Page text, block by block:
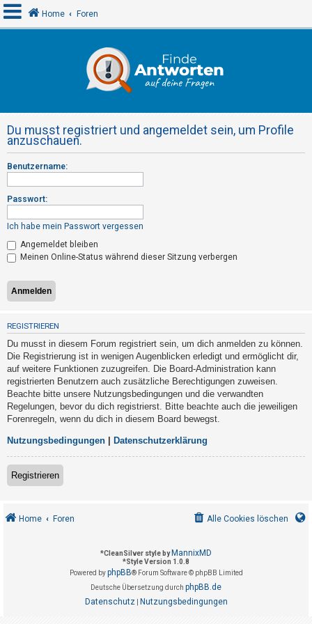
e
l
d
e
n
R
e
i
s
t
r
i
e
r
e
n
U
n
e
Home Foren
Du musst registriert und angemeldet sein, um Profile
anzuschauen.
Benutzername:
Passwort:
Ich habe mein Passwort vergessen
Angemeldet bleiben
Meinen Online-Status während dieser Sitzung verbergen
REGISTRIEREN
Du musst in diesem Forum registriert sein, um dich anmelden zu können.
Die Registrierung ist in wenigen Augenblicken erledigt und ermöglicht dir,
auf weitere Funktionen zuzugreifen. Die Board-Administration kann
registrierten Benutzern auch zusätzliche Berechtigungen zuweisen.
Beachte bitte unsere Nutzungsbedingungen und die verwandten
Regelungen, bevor du dich registrierst. Bitte beachte auch die jeweiligen
Forenregeln, wenn du dich in diesem Board bewegst.
Nutzungsbedingungen Datenschutzerklärung
Registrieren
Home Foren Alle Cookies löschen
*CleanSilver style by MannixMD
*Style Version 1.0.8
Powered byphpBB® Forum Software © phpBB Limited
Deutsche Übersetzung durch phpBB.de
Datenschutz| Nutzungsbedingungen